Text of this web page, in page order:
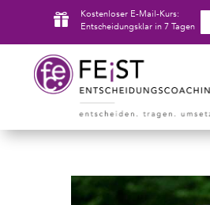

Kostenloser E-Mail-Kurs:
Entscheidungsklar in 7 Tagen